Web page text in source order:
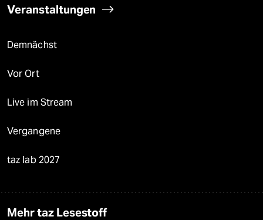
Veranstaltungen
Demnächst
Vor Ort
Live im Stream
Vergangene
taz lab 2027
Mehr taz Lesestoff